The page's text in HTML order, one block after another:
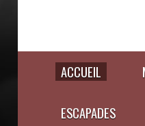
ACCUEIL
ESCAPADES